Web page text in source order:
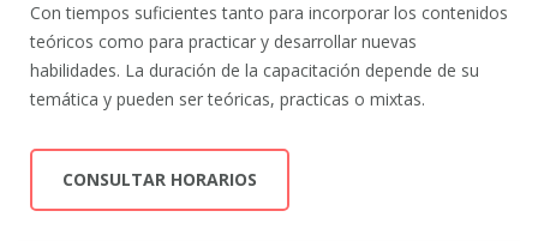
Con tiempos suficientes tanto para incorporar los contenidos
teóricos como para practicar y desarrollar nuevas
habilidades. La duración de la capacitación depende de su
temática y pueden ser teóricas, practicas o mixtas.
CONSULTAR HORARIOS